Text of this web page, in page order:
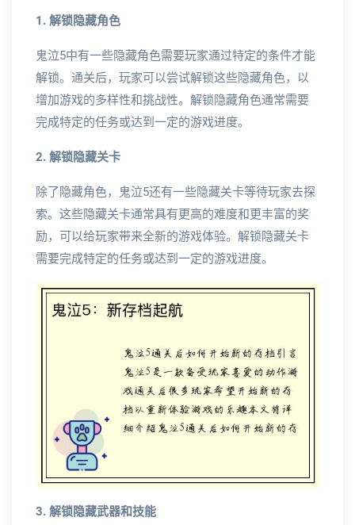
1. 解锁隐藏角色
鬼泣5中有一些隐藏角色需要玩家通过特定的条件才能
解锁。通关后，玩家可以尝试解锁这些隐藏角色，以
增加游戏的多样性和挑战性。解锁隐藏角色通常需要
完成特定的任务或达到一定的游戏进度。
2. 解锁隐藏关卡
除了隐藏角色，鬼泣5还有一些隐藏关卡等待玩家去探
索。这些隐藏关卡通常具有更高的难度和更丰富的奖
励，可以给玩家带来全新的游戏体验。解锁隐藏关卡
需要完成特定的任务或达到一定的游戏进度。
3. 解锁隐藏武器和技能